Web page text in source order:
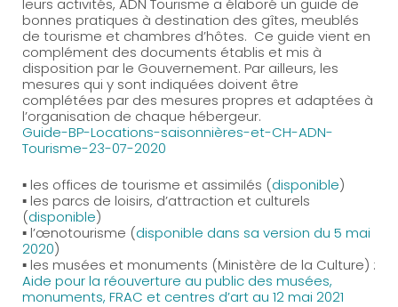
leurs activités, ADN Tourisme a élaboré un guide de
bonnes pratiques à destination des gîtes, meublés
de tourisme et chambres d’hôtes. Ce guide vient en
complément des documents établis et mis à
disposition par le Gouvernement. Par ailleurs, les
mesures qui y sont indiquées doivent être
complétées par des mesures propres et adaptées à
l’organisation de chaque hébergeur.
Guide-BP-Locations-saisonnières-et-CH-ADN-
Tourisme-23-07-2020
▪ les offices de tourisme et assimilés (disponible)
▪ les parcs de loisirs, d’attraction et culturels
(disponible)
▪ l’œnotourisme (disponible dans sa version du 5 mai
2020)
▪ les musées et monuments (Ministère de la Culture) :
Aide pour la réouverture au public des musées,
monuments, FRAC et centres d’art au 12 mai 2021